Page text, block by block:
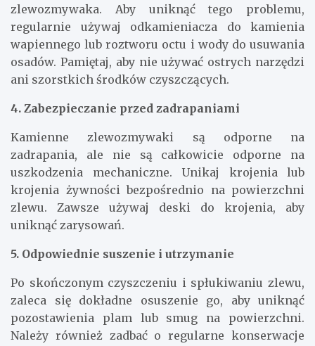
zlewozmywaka. Aby uniknąć tego problemu,
regularnie używaj odkamieniacza do kamienia
wapiennego lub roztworu octu i wody do usuwania
osadów. Pamiętaj, aby nie używać ostrych narzędzi
ani szorstkich środków czyszczących.
4. Zabezpieczanie przed zadrapaniami
Kamienne zlewozmywaki są odporne na
zadrapania, ale nie są całkowicie odporne na
uszkodzenia mechaniczne. Unikaj krojenia lub
krojenia żywności bezpośrednio na powierzchni
zlewu. Zawsze używaj deski do krojenia, aby
uniknąć zarysowań.
5. Odpowiednie suszenie i utrzymanie
Po skończonym czyszczeniu i spłukiwaniu zlewu,
zaleca się dokładne osuszenie go, aby uniknąć
pozostawienia plam lub smug na powierzchni.
Należy również zadbać o regularne konserwacje